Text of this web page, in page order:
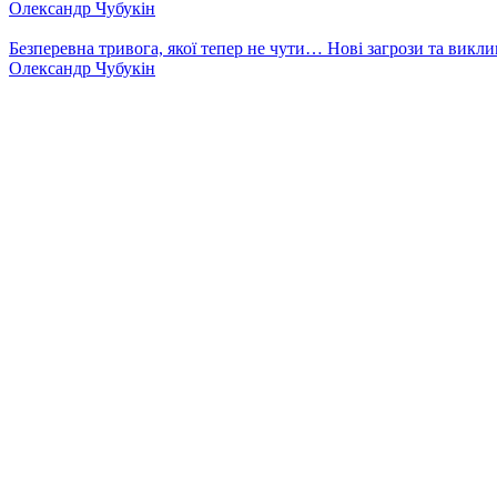
Олександр Чубукін
Безперевна тривога, якої тепер не чути… Нові загрози та
Олександр Чубукін